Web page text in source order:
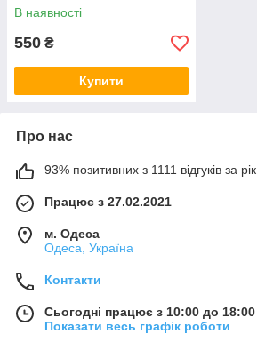
В наявності
550 ₴
Купити
Про нас
93% позитивних з 1111 відгуків за рік
Працює з 27.02.2021
м. Одеса
Одеса, Україна
Контакти
Сьогодні працює з 10:00 до 18:00
Показати весь графік роботи